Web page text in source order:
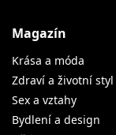
Magazín
Krása a móda
Zdraví a životní styl
Sex a vztahy
Bydlení a design